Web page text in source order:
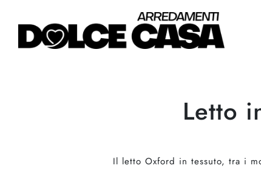
Letto
Il letto Oxford in tessuto, tra i